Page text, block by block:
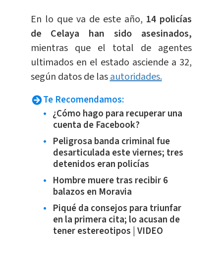
En lo que va de este año, 14 policías
de Celaya han sido asesinados,
mientras que el total de agentes
ultimados en el estado asciende a 32,
según datos de lasautoridades.
Te Recomendamos:
¿Cómo hago para recuperar una
cuenta de Facebook?
Peligrosa banda criminal fue
desarticulada este viernes; tres
detenidos eran policías
Hombre muere tras recibir 6
balazos en Moravia
Piqué da consejos para triunfar
en la primera cita; lo acusan de
tener estereotipos | VIDEO